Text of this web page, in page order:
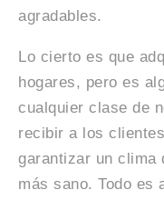
agradables.
Lo cierto es que
hogares, pero es
cualquier clase de
recibir a los
garantizar un clima
más sano. Todo es